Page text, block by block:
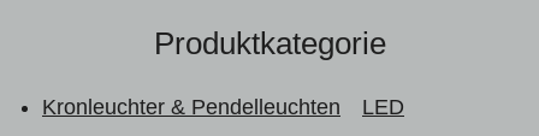
Produktkategorie
Kronleuchter & Pendelleuchten
LED